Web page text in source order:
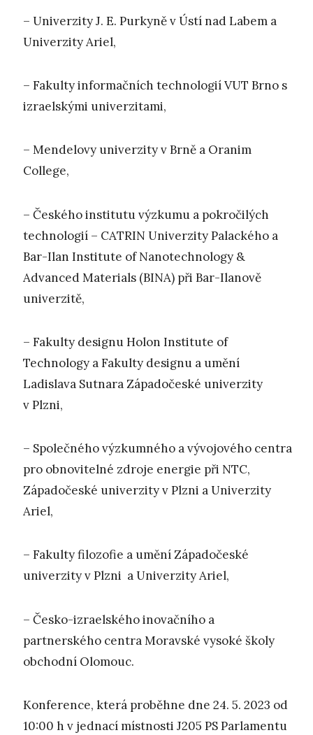
– Univerzity J. E. Purkyně v Ústí nad Labem a
Univerzity Ariel,
– Fakulty informačních technologií VUT Brno s
izraelskými univerzitami,
– Mendelovy univerzity v Brně a Oranim
College,
– Českého institutu výzkumu a pokročilých
technologií – CATRIN Univerzity Palackého a
Bar-Ilan Institute of Nanotechnology &
Advanced Materials (BINA) při Bar-Ilanově
univerzitě,
– Fakulty designu Holon Institute of
Technology a Fakulty designu a umění
Ladislava Sutnara Západočeské univerzity
v Plzni,
– Společného výzkumného a vývojového centra
pro obnovitelné zdroje energie při NTC,
Západočeské univerzity v Plzni a Univerzity
Ariel,
– Fakulty filozofie a umění Západočeské
univerzity v Plzni a Univerzity Ariel,
– Česko-izraelského inovačního a
partnerského centra Moravské vysoké školy
obchodní Olomouc.
Konference, která proběhne dne 24. 5. 2023 od
10:00 h v jednací místnosti J205 PS Parlamentu